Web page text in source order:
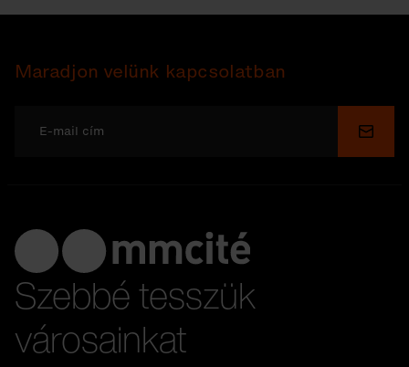
Maradjon velünk kapcsolatban
Szebbé tesszük
városainkat